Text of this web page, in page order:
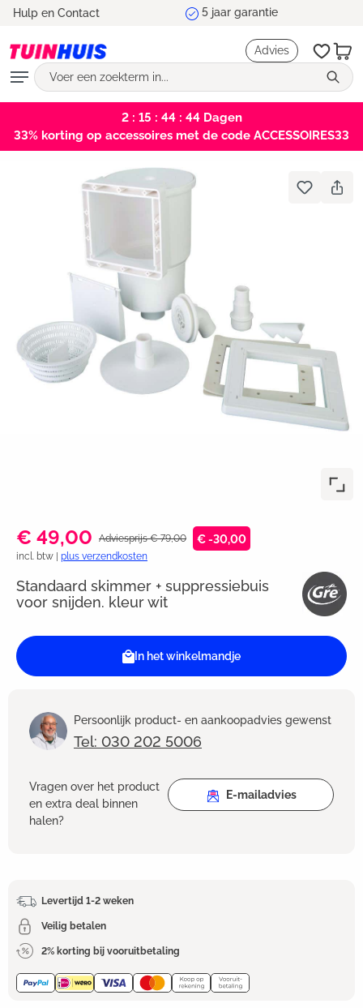
Hulp en Contact
Advies
2 : 15 : 44 : 44Dagen
33% korting op accessoires met de code ACCESSOIRES33
Bildergalerie überspringen
€ 49,00 Adviesprijs € 79,00 € -30,00
incl. btw | plus verzendkosten
Standaard skimmer + suppressiebuis
voor snijden. kleur wit
In het winkelmandje
Persoonlijk product- en aankoopadvies gewenst
Tel: 030 202 5006
Vragen over het product
en extra deal binnen
halen?
E-mailadvies
Levertijd 1-2 weken
Veilig betalen
2% korting bij vooruitbetaling